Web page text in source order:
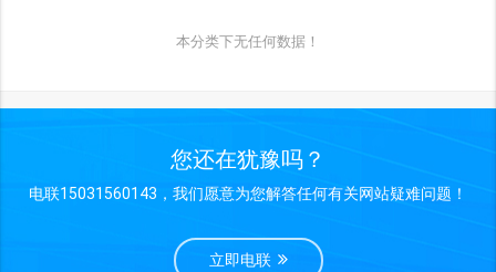
本分类下无任何数据！
您还在犹豫吗？
电联15031560143，我们愿意为您解答任何有关网站疑难问题！
立即电联